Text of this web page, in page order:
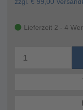
zzgl. € 99,00
Lieferzeit 2 - 4